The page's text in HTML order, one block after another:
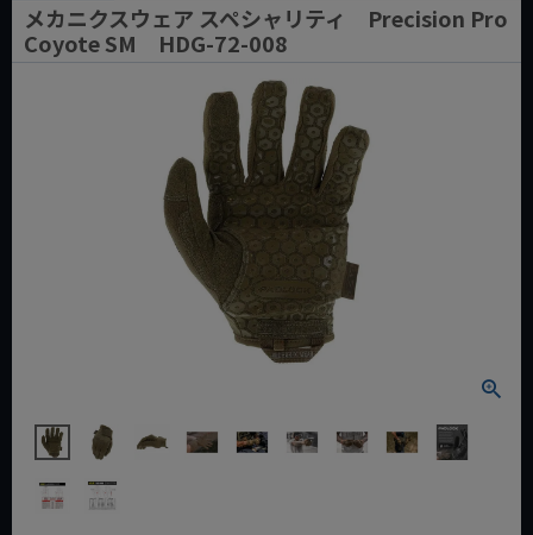
メカニクスウェア スペシャリティ Precision Pro
Coyote SM HDG-72-008